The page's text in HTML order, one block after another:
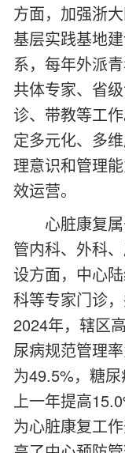
方面，加强浙
基层实践基地
系，每年外派
共体专家、省
诊、带教等工
定多元化、多
理意识和管理
效运营。
心脏康复
管内科、外科
设方面，中心
科等专家门诊
2024年，辖区
尿病规范管理
为49.5%，糖
上一年提高
为心脏康复工